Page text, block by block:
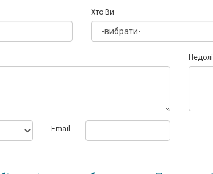
Хто Ви
Email